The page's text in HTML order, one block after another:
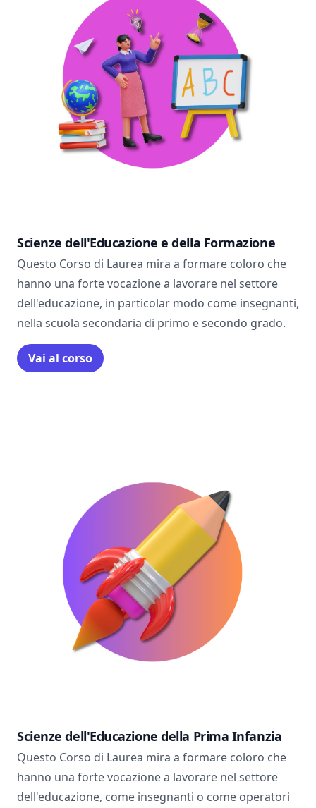
Scienze dell'Educazione e della Formazione
Questo Corso di Laurea mira a formare coloro che
hanno una forte vocazione a lavorare nel settore
dell'educazione, in particolar modo come insegnanti,
nella scuola secondaria di primo e secondo grado.
Vai al corso
Scienze dell'Educazione della Prima Infanzia
Questo Corso di Laurea mira a formare coloro che
hanno una forte vocazione a lavorare nel settore
dell'educazione, come insegnanti o come operatori